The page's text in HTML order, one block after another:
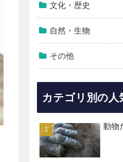
文化・歴史
自然・生物
その他
カテゴリ別の人
動物